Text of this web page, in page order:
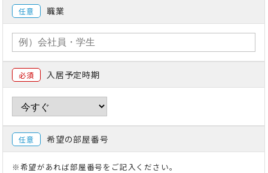
任意 職業
必須 入居予定時期
任意 希望の部屋番号
※希望があれば部屋番号をご記入ください。